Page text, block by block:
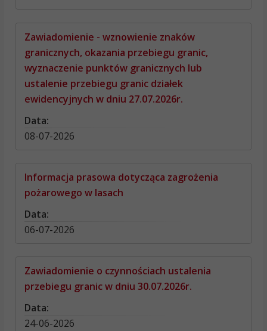
Zawiadomienie - wznowienie znaków
granicznych, okazania przebiegu granic,
wyznaczenie punktów granicznych lub
ustalenie przebiegu granic działek
ewidencyjnych w dniu 27.07.2026r.
Data:
08-07-2026
Informacja prasowa dotycząca zagrożenia
pożarowego w lasach
Data:
06-07-2026
Zawiadomienie o czynnościach ustalenia
przebiegu granic w dniu 30.07.2026r.
Data:
24-06-2026